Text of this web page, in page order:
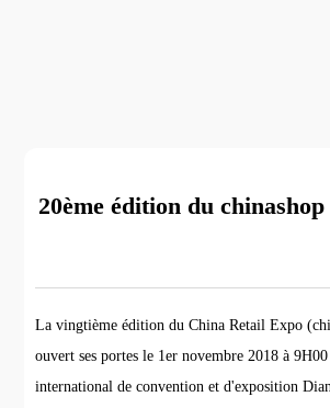
20ème édition du
La vingtième édition du China Retail Expo
ouvert ses portes le 1er novembre 2018 à
international de convention et d'exposition